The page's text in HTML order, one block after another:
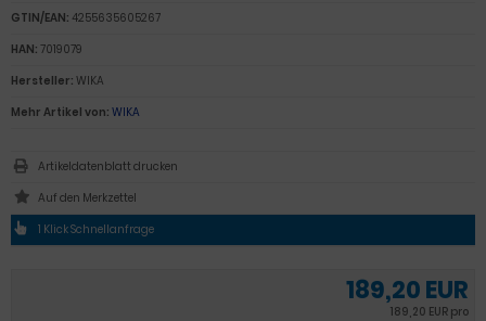
189,20 EUR
189,20 EUR pro
GTIN/EAN: 4255635605267
HAN: 7019079
Hersteller: WIKA
Mehr Artikel von: WIKA
Artikeldatenblatt drucken
1 Klick Schnellanfrage